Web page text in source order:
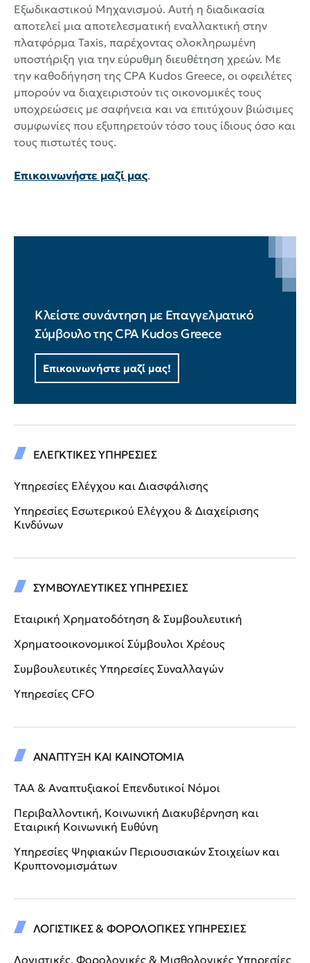
Εξωδικαστικού Μηχανισμού. Αυτή η διαδικασία
αποτελεί μια αποτελεσματική εναλλακτική στην
πλατφόρμα Taxis, παρέχοντας ολοκληρωμένη
υποστήριξη για την εύρυθμη διευθέτηση χρεών. Με
την καθοδήγηση της CPA Kudos Greece, οι οφειλέτες
μπορούν να διαχειριστούν τις οικονομικές τους
υποχρεώσεις με σαφήνεια και να επιτύχουν βιώσιμες
συμφωνίες που εξυπηρετούν τόσο τους ίδιους όσο και
τους πιστωτές τους.
Επικοινωνήστε μαζί μας.
Κλείστε συνάντηση με Επαγγελματικό
Σύμβουλο της CPA Kudos Greece
Επικοινωνήστε μαζί μας!
ΕΛΕΓΚΤΙΚΕΣ ΥΠΗΡΕΣΙΕΣ
Υπηρεσίες Ελέγχου και Διασφάλισης
Υπηρεσίες Εσωτερικού Ελέγχου & Διαχείρισης
Κινδύνων
ΣΥΜΒΟΥΛΕΥΤΙΚΕΣ ΥΠΗΡΕΣΙΕΣ
Εταιρική Χρηματοδότηση & Συμβουλευτική
Χρηματοοικονομικοί Σύμβουλοι Χρέους
Συμβουλευτικές Υπηρεσίες Συναλλαγών
Υπηρεσίες CFO
ΑΝΑΠΤΥΞΗ ΚΑΙ ΚΑΙΝΟΤΟΜΙΑ
ΤΑΑ & Αναπτυξιακοί Επενδυτικοί Νόμοι
Περιβαλλοντική, Κοινωνική Διακυβέρνηση και
Εταιρική Κοινωνική Ευθύνη
Υπηρεσίες Ψηφιακών Περιουσιακών Στοιχείων και
Κρυπτονομισμάτων
ΛΟΓΙΣΤΙΚΕΣ & ΦΟΡΟΛΟΓΙΚΕΣ ΥΠΗΡΕΣΙΕΣ
Λογιστικές, Φορολογικές & Μισθολογικές Υπηρεσίες